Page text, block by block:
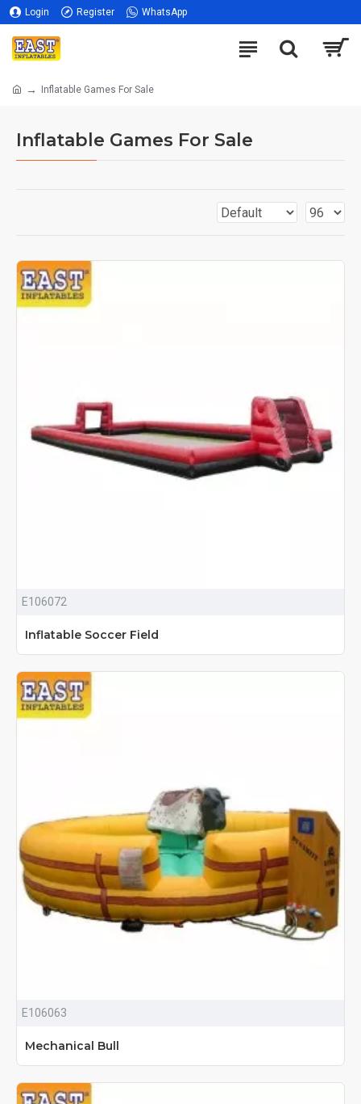
Login Register WhatsApp
Inflatable Games For Sale
Inflatable Games For Sale
E106072
Inflatable Soccer Field
E106063
Mechanical Bull